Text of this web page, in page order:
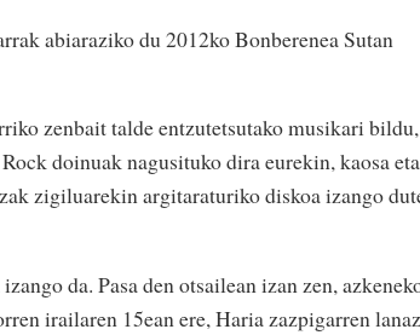
abiaraziko du 2012ko Bonberenea Sutan
zenbait talde entzutetsutako musikari bildu,
doinuak nagusituko dira eurekin, kaosa eta
zigiluarekin argitaraturiko diskoa izango
da. Pasa den otsailean izan zen,
irailaren 15ean ere, Haria zazpigarren lanaz